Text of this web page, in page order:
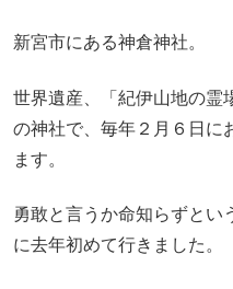
新宮市にある神倉神社。
世界遺産、「紀伊山地の霊
の神社で、毎年２月６日に
ます。
勇敢と言うか命知らずとい
に去年初めて行きました。